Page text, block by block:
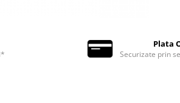
Plata
Securizate prin